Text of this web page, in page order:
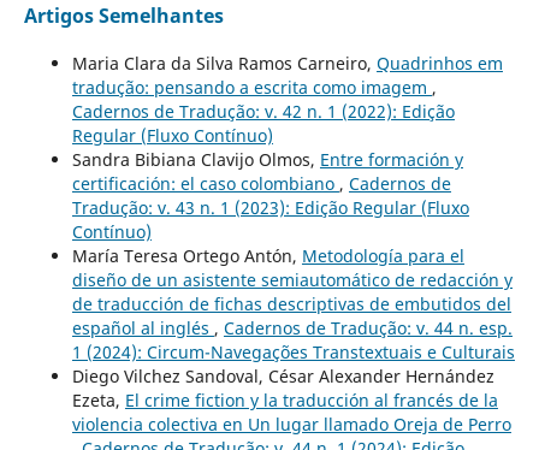
Artigos Semelhantes
Maria Clara da Silva Ramos Carneiro, Quadrinhos em
tradução: pensando a escrita como imagem ,
Cadernos de Tradução: v. 42 n. 1 (2022): Edição
Regular (Fluxo Contínuo)
Sandra Bibiana Clavijo Olmos, Entre formación y
certificación: el caso colombiano , Cadernos de
Tradução: v. 43 n. 1 (2023): Edição Regular (Fluxo
Contínuo)
María Teresa Ortego Antón, Metodología para el
diseño de un asistente semiautomático de redacción y
de traducción de fichas descriptivas de embutidos del
español al inglés , Cadernos de Tradução: v. 44 n. esp.
1 (2024): Circum-Navegações Transtextuais e Culturais
Diego Vilchez Sandoval, César Alexander Hernández
Ezeta, El crime fiction y la traducción al francés de la
violencia colectiva en Un lugar llamado Oreja de Perro